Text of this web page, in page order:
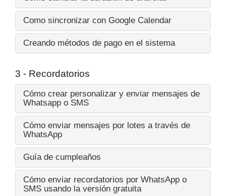
Como sincronizar con Google Calendar
Creando métodos de pago en el sistema
3 - Recordatorios
Cómo crear personalizar y enviar mensajes de
Whatsapp o SMS
Cómo enviar mensajes por lotes a través de
WhatsApp
Guía de cumpleaños
Cómo enviar recordatorios por WhatsApp o
SMS usando la versión gratuita